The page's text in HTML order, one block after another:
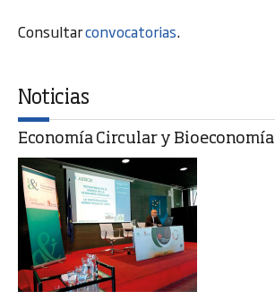
Consultarconvocatorias.
Noticias
Economía Circular y Bioeconomía